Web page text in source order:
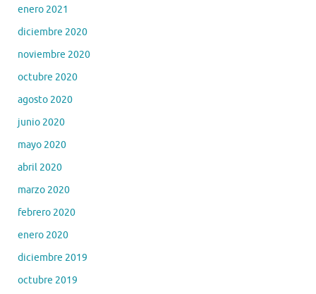
enero 2021
diciembre 2020
noviembre 2020
octubre 2020
agosto 2020
junio 2020
mayo 2020
abril 2020
marzo 2020
febrero 2020
enero 2020
diciembre 2019
octubre 2019